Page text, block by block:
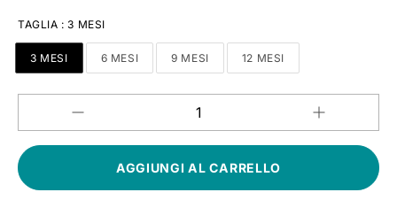
TAGLIA :3 MESI
3 MESI 6 MESI 9 MESI 12 MESI
Diminuisci
quantità
per
Neonato
Personalizzato
Aumenta
quantità